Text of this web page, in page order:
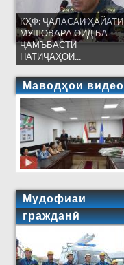
КҲФ: ҶАЛАСАИ ҲАЙАТИ
МУШОВАРА ОИД БА
ҶАМЪБАСТИ
НАТИҶАҲОИ...
Маводҳои
Мудофиаи
гражданӣ